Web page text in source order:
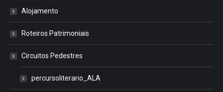
Alojamento
Roteiros Patrimoniais
Circuitos Pedestres
percursoliterario_ALA